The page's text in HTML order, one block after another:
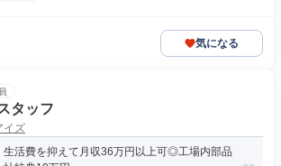
気になる
タッフ
イズ
生活費を抑えて月収36万円以上可◎工場内部品